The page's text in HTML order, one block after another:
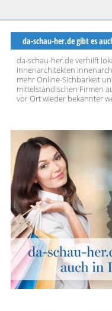
da-schau-her.de gibt es
da-schau-her.de verhilft
Innenarchitekten
mehr Online-Sichbarkeit
mittelständischen Firmen
vor Ort wieder bekannter